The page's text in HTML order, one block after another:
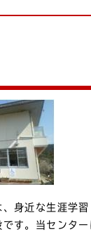
身近な生涯学
す。当センタ